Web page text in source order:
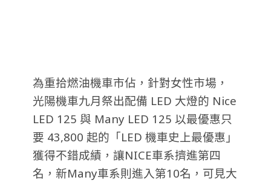
為重拾燃油機車市佔，針對女性市場，
光陽機車九月祭出配備 LED 大燈的 Nice
LED 125 與 Many LED 125 以最優惠只
要 43,800 起的「LED 機車史上最優惠」
獲得不錯成績，讓NICE車系擠進第四
名，新Many車系則進入第10名，可見大